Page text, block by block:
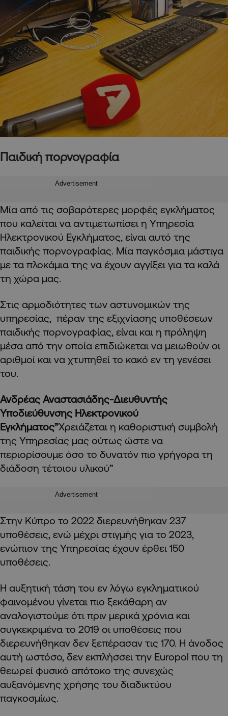
Παιδική πορνογραφία
Advertisement
Μία από τις σοβαρότερες μορφές εγκλήματος
που καλείται να αντιμετωπίσει η Υπηρεσία
Ηλεκτρονικού Εγκλήματος, είναι αυτό της
παιδικής πορνογραφίας. Μία παγκόσμια μάστιγα
με τα πλοκάμια της να έχουν αγγίξει για τα καλά
τη χώρα μας.
Στις αρμοδιότητες των αστυνομικών της
υπηρεσίας, πέραν της εξιχνίασης υποθέσεων
παιδικής πορνογραφίας, είναι και η πρόληψη
μέσα από την οποία επιδιώκεται να μειωθούν οι
αριθμοί και να χτυπηθεί το κακό εν τη γενέσει
του.
Ανδρέας Αναστασιάδης-Διευθυντής
Υποδιεύθυνσης Ηλεκτρονικού
Εγκλήματος”Χρειάζεται η καθοριστική συμβολή
της Υπηρεσίας μας ούτως ώστε να
περιορίσουμε όσο το δυνατόν πιο γρήγορα τη
διάδοση τέτοιου υλικού”
Advertisement
Στην Κύπρο το 2022 διερευνήθηκαν 237
υποθέσεις, ενώ μέχρι στιγμής για το 2023,
ενώπιον της Υπηρεσίας έχουν έρθει 150
υποθέσεις.
Η αυξητική τάση του εν λόγω εγκληματικού
φαινομένου γίνεται πιο ξεκάθαρη αν
αναλογιστούμε ότι πριν μερικά χρόνια και
συγκεκριμένα το 2019 οι υποθέσεις που
διερευνήθηκαν δεν ξεπέρασαν τις 170. Η άνοδος
αυτή ωστόσο, δεν εκπλήσσει την Europol που τη
θεωρεί φυσικό απότοκο της συνεχώς
αυξανόμενης χρήσης του διαδικτύου
παγκοσμίως.